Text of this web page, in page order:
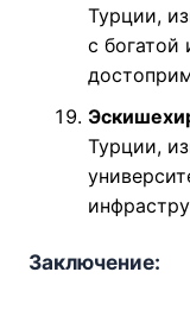
Турции,
с богатой
Турции,
Заключение: